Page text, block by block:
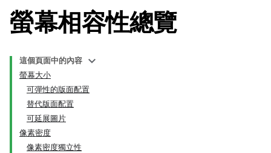
螢幕相容性總覽
這個頁面中的內容
螢幕大小
可彈性的版面配置
替代版面配置
可延展圖片
像素密度
像素密度獨立性